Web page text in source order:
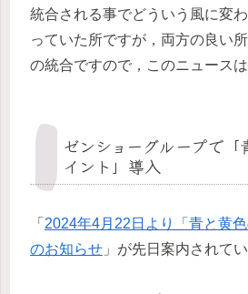
統合される事でどういう風に変
っていた所ですが，両方の良い
の統合ですので，このニュースは
ゼンショーグループで「
イント」導入
「 2024年4月22日より「青と黄
のお知らせ 」が先日案内されて